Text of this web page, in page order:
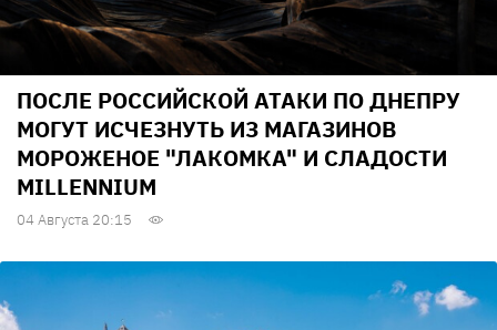
ПОСЛЕ РОССИЙСКОЙ АТАКИ ПО ДНЕПРУ
МОГУТ ИСЧЕЗНУТЬ ИЗ МАГАЗИНОВ
МОРОЖЕНОЕ "ЛАКОМКА" И СЛАДОСТИ
MILLENNIUM
04 Августа 20:15